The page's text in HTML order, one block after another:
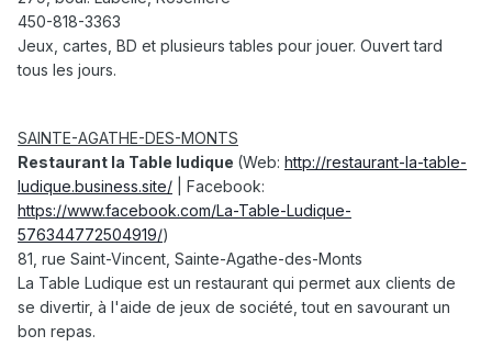
450-818-3363
Jeux, cartes, BD et plusieurs tables pour jouer. Ouvert tard
tous les jours.
SAINTE-AGATHE-DES-MONTS
Restaurant la Table ludique (Web: http://restaurant-la-table-
ludique.business.site/ | Facebook:
https://www.facebook.com/La-Table-Ludique-
576344772504919/)
81, rue Saint-Vincent, Sainte-Agathe-des-Monts
La Table Ludique est un restaurant qui permet aux clients de
se divertir, à l'aide de jeux de société, tout en savourant un
bon repas.